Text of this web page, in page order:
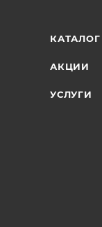
КАТАЛОГ
АКЦИИ
УСЛУГИ